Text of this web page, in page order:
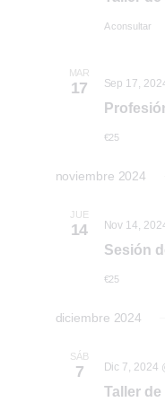
A consultar
MAR
17 Sep 17,
€25
noviembre 2024
JUE
14 Nov 14,
Sesión
€25
diciembre 2024
SÁB
7 Dic 7, 2024
Taller